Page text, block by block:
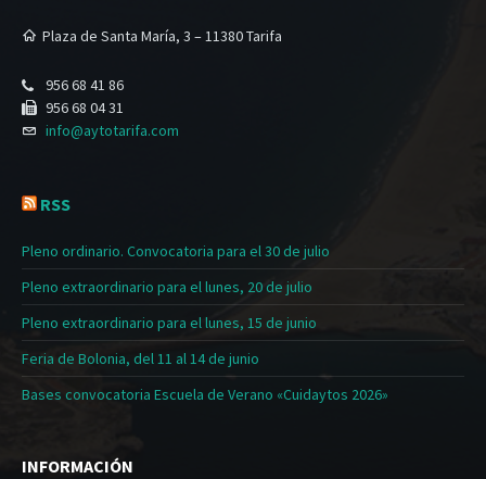
Plaza de Santa María, 3 – 11380 Tarifa
956 68 41 86
956 68 04 31
info@aytotarifa.com
RSS
Pleno ordinario. Convocatoria para el 30 de julio
Pleno extraordinario para el lunes, 20 de julio
Pleno extraordinario para el lunes, 15 de junio
Feria de Bolonia, del 11 al 14 de junio
Bases convocatoria Escuela de Verano «Cuidaytos 2026»
INFORMACIÓN